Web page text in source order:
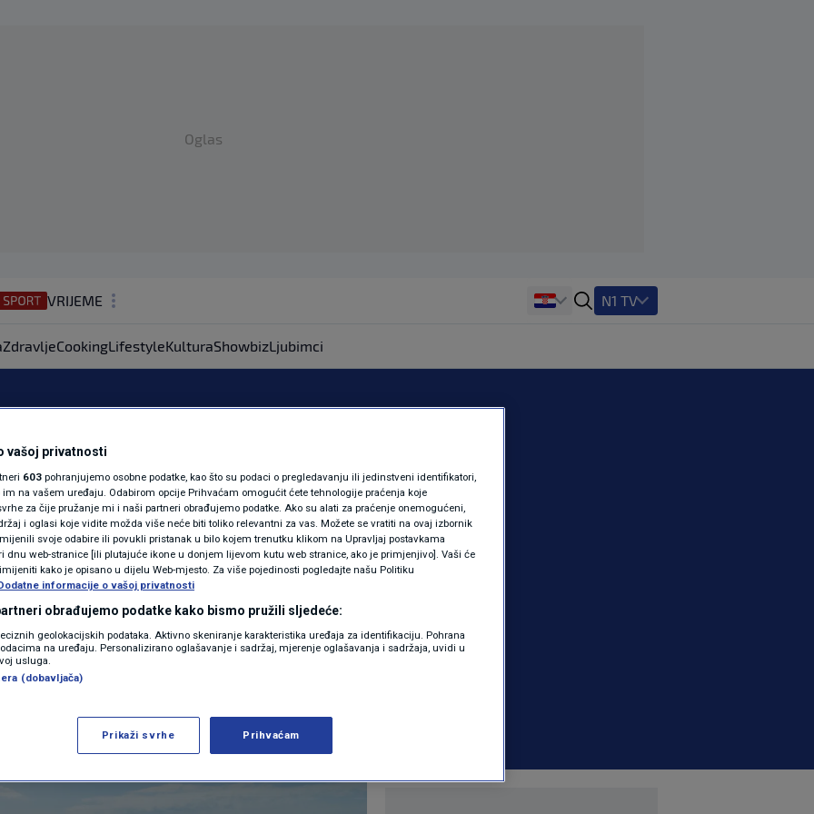
Oglas
VRIJEME
REGIJA
MAGAZIN
KOLUMNE
N1(DIS)INFO
KLIMATSKE PROMJENE
FOTO
VIDEO
N1 TV
ZdravljeCookingLifestyleKulturaShowbizLjubimci
more:
milijune
ZNANOST | 0 komentara
Više
vašoj privatnosti
603 pohranjujemo osobne podatke, kao što su podaci o pregledavanju ili jedinstveni identifikatori,
na vašem uređaju. Odabirom opcije Prihvaćam omogućit ćete tehnologije praćenja koje
za čije pružanje mi i naši partneri obrađujemo podatke. Ako su alati za praćenje onemogućeni,
i oglasi koje vidite možda više neće biti toliko relevantni za vas. Možete se vratiti na ovaj izbornik
svoje odabire ili povukli pristanak u bilo kojem trenutku klikom na Upravljaj postavkama
dnu web-stranice [ili plutajuće ikone u donjem lijevom kutu web stranice, ako je primjenjivo]. Vaši će
kako je opisano u dijelu Web-mjesto. Za više pojedinosti pogledajte našu Politiku
informacije o vašoj privatnosti
obrađujemo podatke kako bismo pružili sljedeće:
geolokacijskih podataka. Aktivno skeniranje karakteristika uređaja za identifikaciju. Pohrana
na uređaju. Personalizirano oglašavanje i sadržaj, mjerenje oglašavanja i sadržaja, uvidi u
usluga.
(dobavljača)
Prikaži svrhe Prihvaćam